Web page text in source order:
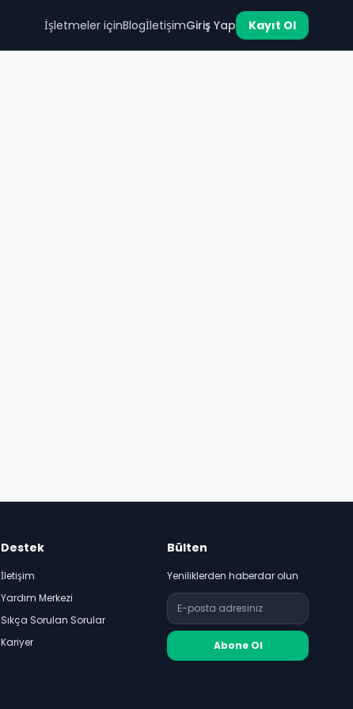
İşletmeler içinBlogİletişimGiriş Yap Kayıt Ol
Destek
İletişim
Yardım Merkezi
Sıkça Sorulan Sorular
Kariyer
Bülten
Yeniliklerden haberdar olun
Abone Ol